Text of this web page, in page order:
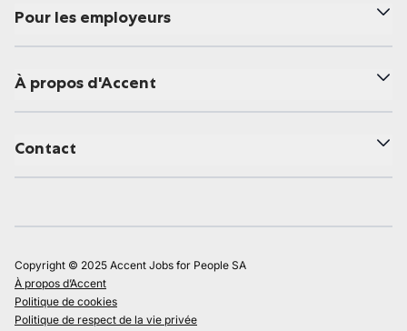
Pour les employeurs
À propos d'Accent
Contact
Copyright © 2025 Accent Jobs for People SA
À propos d’Accent
Politique de cookies
Politique de respect de la vie privée